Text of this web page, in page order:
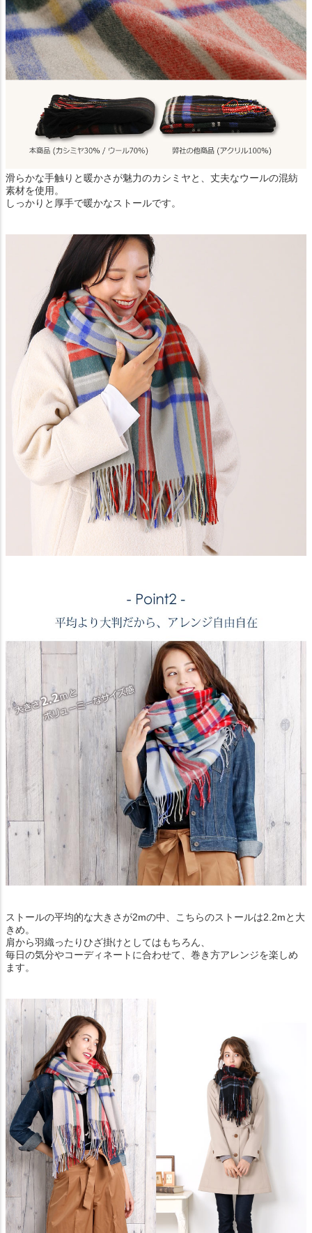
滑らかな手触りと暖かさが魅力のカシミヤと、丈夫なウールの混紡
素材を使用。
しっかりと厚手で暖かなストールです。
ストールの平均的な大きさが2mの中、こちらのストールは2.2mと大
きめ。
肩から羽織ったりひざ掛けとしてはもちろん、
毎日の気分やコーディネートに合わせて、巻き方アレンジを楽しめ
ます。